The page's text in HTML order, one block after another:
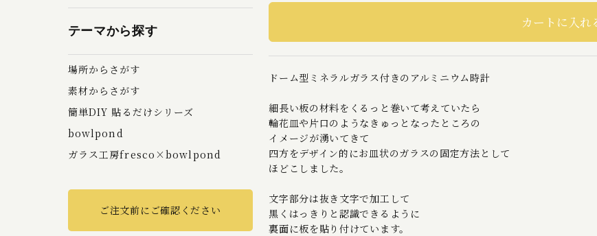
ドーム型ミネラルガラス付きのアルミニウム時計
細長い板の材料をくるっと巻いて考えていたら
輪花皿や片口のようなきゅっとなったところの
イメージが湧いてきて
四方をデザイン的にお皿状のガラスの固定方法として
ほどこしました。
文字部分は抜き文字で加工して
黒くはっきりと認識できるように
裏面に板を貼り付けています。
テーマから探す
場所からさがす
素材からさがす
簡単DIY 貼るだけシリーズ
bowlpond
ガラス工房fresco×bowlpond
ご注文前にご確認ください